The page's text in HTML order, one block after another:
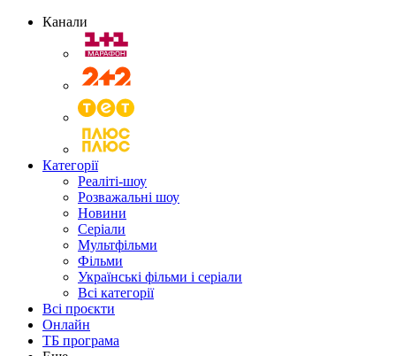
Канали
Категорії
Реаліті-шоу
Розважальні шоу
Новини
Серіали
Мультфільми
Фільми
Українські фільми і серіали
Всі категорії
Всі проєкти
Онлайн
ТБ програма